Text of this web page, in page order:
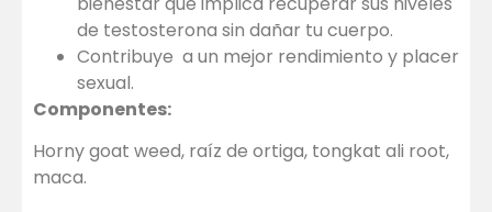
de testosterona sin dañar tu cuerpo.
Contribuye a un mejor rendimiento y placer
sexual.
Componentes:
Horny goat weed, raíz de ortiga, tongkat ali root,
maca.